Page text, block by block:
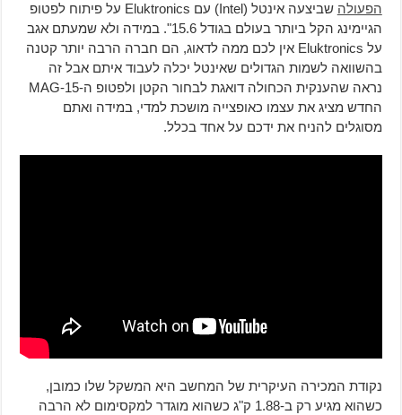
הפעולה
שביצעה אינטל (Intel) עם Eluktronics על פיתוח לפטופ
הגיימינג הקל ביותר בעולם בגודל 15.6". במידה ולא שמעתם אגב
על Eluktronics אין לכם ממה לדאוג, הם חברה הרבה יותר קטנה
בהשוואה לשמות הגדולים שאינטל יכלה לעבוד איתם אבל זה
נראה שהענקית הכחולה דואגת לבחור הקטן ולפטופ ה-MAG-15
החדש מציג את עצמו כאופצייה מושכת למדי, במידה ואתם
מסוגלים להניח את ידכם על אחד בכלל.
נקודת המכירה העיקרית של המחשב היא המשקל שלו כמובן,
כשהוא מגיע רק ב-1.88 ק"ג כשהוא מוגדר למקסימום לא הרבה